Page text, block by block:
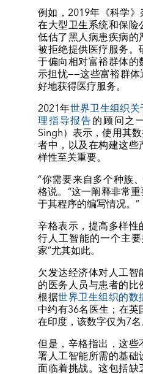
例如，2019年《科学
在大型卫生系统和保
低估了黑人病患疾病
被拒绝提供医疗服务
于偏向相对富裕群体
示担忧——这些富裕群
好地获得医疗服务。
2021年世界卫生组织
理指导报告的顾问之
Singh）表示，使用其
者中，以及在构建这
样性至关重要。
“你需要来自多个种族
格说。“这一阐释非常
于其程序的编写情况。”
辛格表示，提高多样
行人工智能的一个主
家”尤其如此。
欠发达经济体对人工
的医务人员与患者的比
根据世界卫生组织的数
中约有36名医生；在
在印度，该数字仅为7名
但是，辛格指出，这
署人工智能所需的基
面临着挑战。这包括缺